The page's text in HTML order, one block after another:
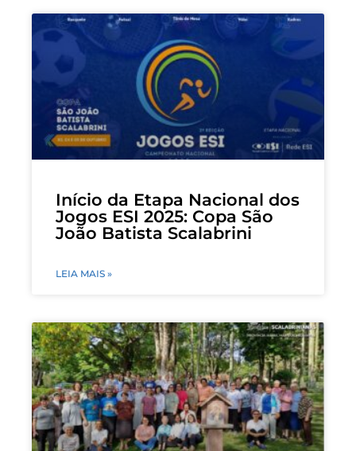
Início da Etapa Nacional dos
Jogos ESI 2025: Copa São
João Batista Scalabrini
LEIA MAIS »